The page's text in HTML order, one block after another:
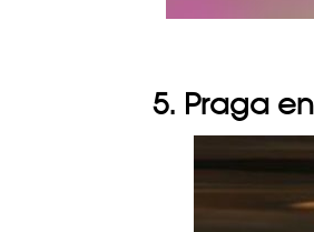
5. Praga